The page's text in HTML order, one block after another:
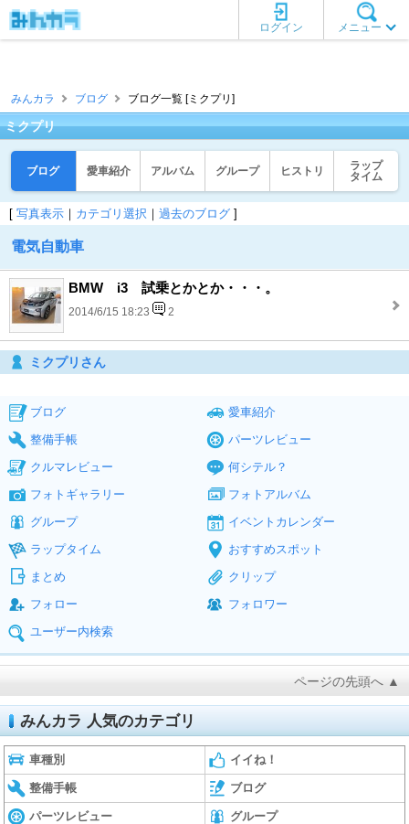
メニュー
ログイン
みんカラ ブログ ブログ一覧 [ミクプリ]
ミクプリ
ブログ 愛車紹介 アルバム グループ ヒストリ
ラップ
タイム
[ 写真表示 ｜ カテゴリ選択 ｜ 過去のブログ ]
電気自動車
BMW i3 試乗とかとか・・・。
2014/6/15 18:23 2
ミクプリさん
ブログ
愛車紹介
整備手帳
パーツレビュー
クルマレビュー
何シテル？
フォトギャラリー
フォトアルバム
グループ
イベントカレンダー
ラップタイム
おすすめスポット
まとめ
クリップ
フォロー
フォロワー
ユーザー内検索
ページの先頭へ ▲
みんカラ 人気のカテゴリ
車種別 イイね！
整備手帳 ブログ
パーツレビュー グループ